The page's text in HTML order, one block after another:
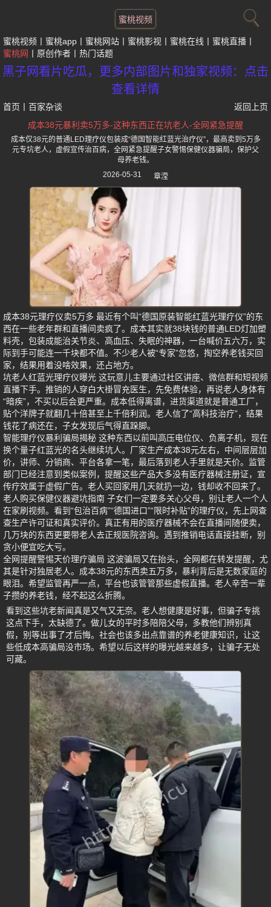
蜜桃视频
蜜桃视频 蜜桃app 蜜桃网站 蜜桃影视 蜜桃在线
蜜桃直播
蜜桃网
原创作者 热门话题
黑子网看片吃瓜，更多内部图片和独家视频：点击
查看详情
首页 百家杂谈
返回上页
成本38元暴利卖5万多-这种东西正在坑老人-全网紧急提醒
成本仅38元的普通LED理疗仪包装成“德国智能红蓝光治疗仪”，最高卖到5万多
元专坑老人，虚假宣传治百病，全网紧急提醒子女警惕保健仪器骗局，保护父
母养老钱。
2026-05-31
章滢
成本38元理疗仪卖5万多 最近有个叫“德国原装智能红蓝光理疗仪”的东
西在一些老年群和直播间卖疯了。成本其实就38块钱的普通LED灯加塑
料壳，包装成能治关节炎、高血压、失眠的神器，一台喊价五六万，实
际到手可能连一千块都不值。不少老人被“专家”忽悠，掏空养老钱买回
家，结果用着没啥效果，还占地方。
坑老人红蓝光理疗仪曝光 这玩意儿主要通过社区讲座、微信群和短视频
直播下手。推销的人穿白大褂冒充医生，先免费体验，再说老人身体有
“暗疾”，不买以后会更严重。成本低得离谱，进货渠道就是普通工厂，
贴个洋牌子就翻几十倍甚至上千倍利润。老人信了“高科技治疗”，结果
钱花了病还在，子女发现后气得直跺脚。
智能理疗仪暴利骗局揭秘 这种东西以前叫高压电位仪、负离子机，现在
换个量子红蓝光的名头继续坑人。厂家生产成本38元左右，中间层层加
价，讲师、分销商、平台各拿一笔，最后落到老人手里就是天价。监管
部门已经注意到类似案例，提醒这些产品大多没有医疗器械注册证，宣
传疗效属于虚假广告。老人买回家用几天就扔一边，钱却收不回来了。
老人购买保健仪器避坑指南 子女们一定要多关心父母，别让老人一个人
在家刷视频。看到“包治百病”“德国进口”“限时补贴”的理疗仪，先上网查
查生产许可证和真实评价。真正有用的医疗器械不会在直播间随便卖，
几万块的东西更要带老人去正规医院咨询。遇到推销电话直接挂断，别
贪小便宜吃大亏。
全网提醒警惕天价理疗骗局 这波骗局又在抬头，全网都在转发提醒，尤
其是针对独居老人。成本38元的东西卖五万多，暴利背后是无数家庭的
眼泪。希望监管再严一点，平台也该管管那些虚假直播。老人辛苦一辈
子攒的养老钱，经不起这么折腾。
看到这些坑老新闻真是又气又无奈。老人想健康是好事，但骗子专挑
这点下手，太缺德了。做儿女的平时多陪陪父母，多教他们辨别真
假，别等出事了才后悔。社会也该多出点靠谱的养老健康知识，让这
些低成本高骗局没市场。希望以后这样的曝光越来越多，让骗子无处
可藏。